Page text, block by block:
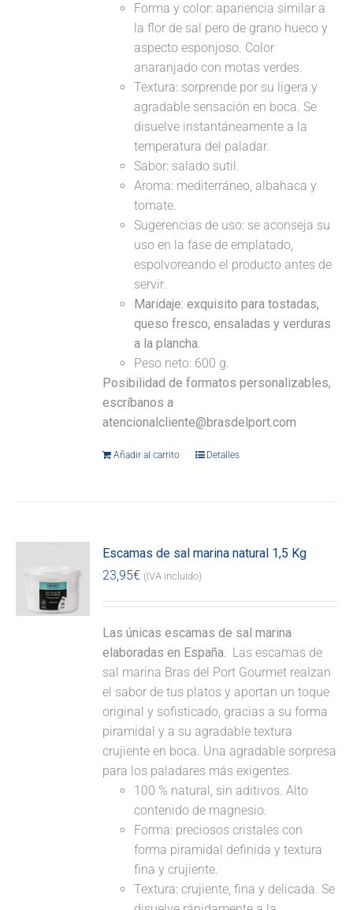
Forma y color: apariencia similar a
la flor de sal pero de grano hueco y
aspecto esponjoso. Color
anaranjado con motas verdes.
Textura: sorprende por su ligera y
agradable sensación en boca. Se
disuelve instantáneamente a la
temperatura del paladar.
Sabor: salado sutil.
Aroma: mediterráneo, albahaca y
tomate.
Sugerencias de uso: se aconseja su
uso en la fase de emplatado,
espolvoreando el producto antes de
servir.
Maridaje: exquisito para tostadas,
queso fresco, ensaladas y verduras
a la plancha.
Peso neto: 600 g.
Posibilidad de formatos personalizables,
escríbanos a
atencionalcliente@brasdelport.com
Añadir al carrito Detalles
Escamas de sal marina natural 1,5 Kg
23,95€ (IVA incluido)
Las únicas escamas de sal marina
elaboradas en España. Las escamas de
sal marina Bras del Port Gourmet realzan
el sabor de tus platos y aportan un toque
original y sofisticado, gracias a su forma
piramidal y a su agradable textura
crujiente en boca. Una agradable sorpresa
para los paladares más exigentes.
100 % natural, sin aditivos. Alto
contenido de magnesio.
Forma: preciosos cristales con
forma piramidal definida y textura
fina y crujiente.
Textura: crujiente, fina y delicada. Se